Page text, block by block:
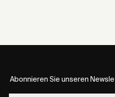
Abonnieren Sie unseren